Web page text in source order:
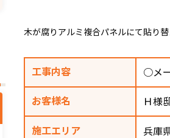
木が腐りアルミ複合パネルにて貼り替
工事内容 ○メ
お客様名 Ｈ様
施工エリア 兵庫